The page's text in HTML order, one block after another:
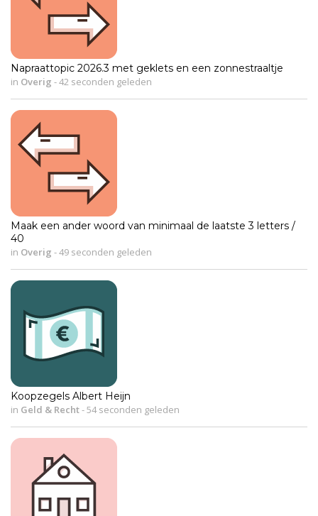
Napraattopic 2026.3 met geklets en een zonnestraaltje
in Overig -42 seconden geleden
Maak een ander woord van minimaal de laatste 3 letters /
40
in Overig -49 seconden geleden
Koopzegels Albert Heijn
in Geld & Recht-54 seconden geleden